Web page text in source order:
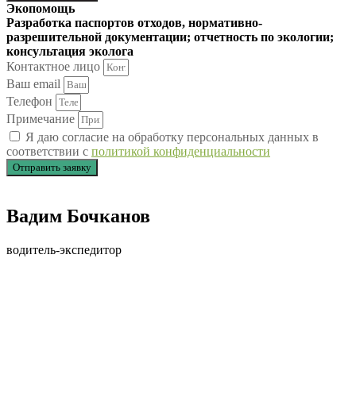
Экопомощь
Разработка паспортов отходов, нормативно-
разрешительной документации; отчетность по экологии;
консультация эколога
Контактное лицо
Ваш email
Телефон
Примечание
Я даю согласие на обработку персональных данных в
соответствии с политикой конфиденциальности
Отправить заявку
Вадим Бочканов
водитель-экспедитор